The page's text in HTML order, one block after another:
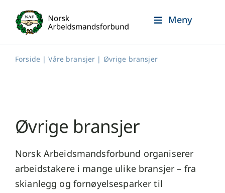
content
Meny
Forside |Våre bransjer | Øvrige bransjer
Øvrige bransjer
Norsk Arbeidsmandsforbund organiserer
arbeidstakere i mange ulike bransjer – fra
skianlegg og fornøyelsesparker til